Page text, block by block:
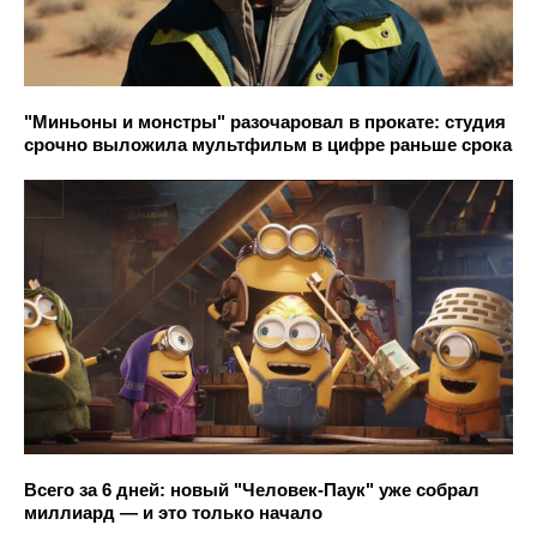
"Миньоны и монстры" разочаровал в прокате: студия
срочно выложила мультфильм в цифре раньше срока
Всего за 6 дней: новый "Человек-Паук" уже собрал
миллиард — и это только начало